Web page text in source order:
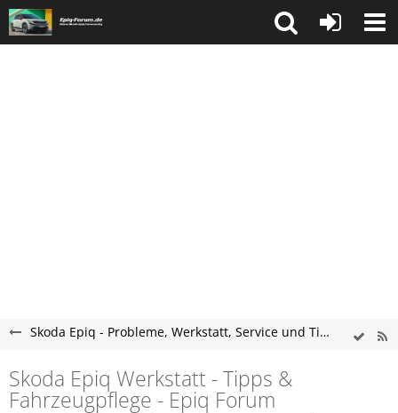
Skoda Epiq - Probleme, Werkstatt, Service und Tipps
Skoda Epiq Werkstatt - Tipps &
Fahrzeugpflege - Epiq Forum